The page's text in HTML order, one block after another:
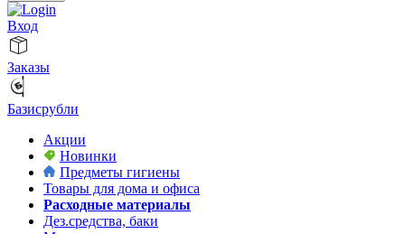
Вход
Заказы
Базисрубли
Акции
Новинки
Предметы гигиены
Товары для дома и офиса
Расходные материалы
Дез.средства, баки